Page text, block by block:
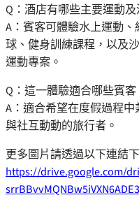
Q：酒店有哪些主要運動及
A：賓客可體驗水上運動
球、健身訓練課程，以及
運動專案。
Q：這一體驗適合哪些賓客
A：適合希望在度假過程
與社互動動的旅行者。
更多圖片請透過以下連結
https://drive.google.com/